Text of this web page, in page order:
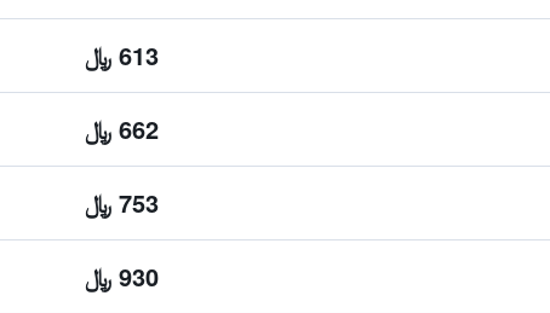
613 ﷼
662 ﷼
753 ﷼
930 ﷼